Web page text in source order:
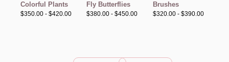
Colorful Plants
$350.00 - $420.00
$420.00Fly Butterflies
$380.00 - $450.00
$450.00Brushes
$320.00 - $390.00